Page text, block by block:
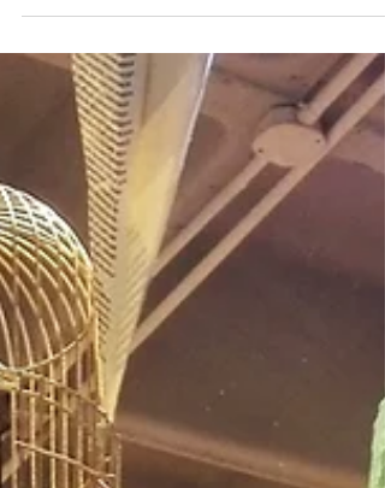
Cupido en tu Escaparate
En estas fechas Cupido se apodera de nosotros y
nuestros escaparates por eso te traemos algunas
ideas para tu vitrina de San Valentín.